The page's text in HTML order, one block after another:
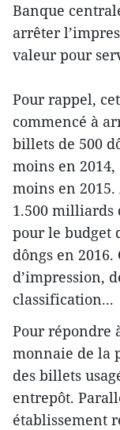
Banque
arrêter
valeur pour
Pour rappel,
commencé à
billets de 500
moins en
moins en
1.500 milliards
pour le budget
dôngs en
d’impression,
classification...
Pour répondre
monnaie de la
des billets
entrepôt.
établissement